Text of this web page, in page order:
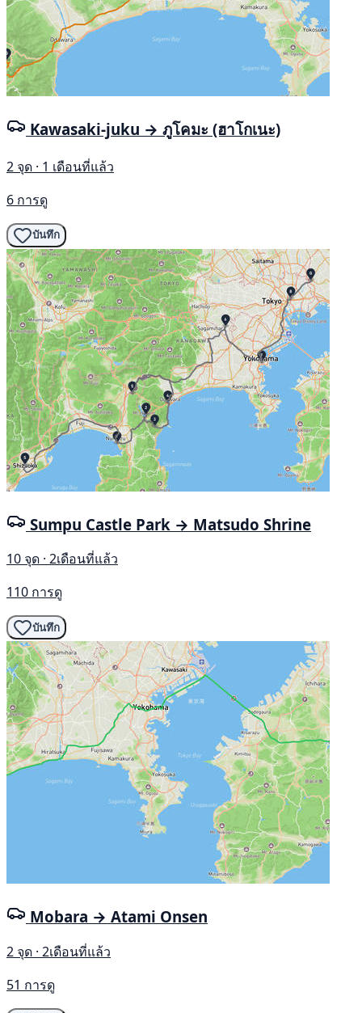
Kawasaki-juku → ภูโคมะ (ฮาโกเนะ)
2 จุด · 1 เดือนที่แล้ว
6 การดู
บันทึก
Sumpu Castle Park → Matsudo Shrine
10 จุด · 2เดือนที่แล้ว
110 การดู
บันทึก
Mobara → Atami Onsen
2 จุด · 2เดือนที่แล้ว
51 การดู